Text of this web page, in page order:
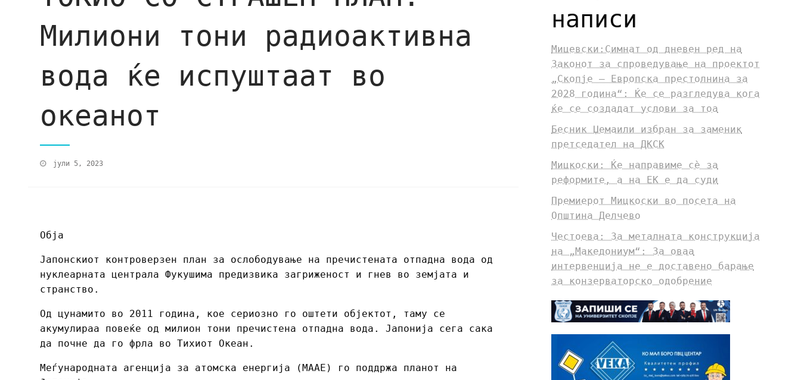
Милиони тони радиоактивна
вода ќе испуштаат во
океанот
јули 5, 2023
Обја
Јапонскиот контроверзен план за ослободување на пречистената отпадна вода од
нуклеарната централа Фукушима предизвика загриженост и гнев во земјата и
странство.
Од цунамито во 2011 година, кое сериозно го оштети објектот, таму се
акумулираа повеќе од милион тони пречистена отпадна вода. Јапонија сега сака
да почне да го фрла во Тихиот Океан.
Меѓународната агенција за атомска енергија (МААЕ) го поддржа планот на
написи
Мицевски:Симнат од дневен ред на
Законот за спроведување на проектот
„Скопје – Европска престолнина за
2028 година“: Ќе се разгледува кога
ќе се создадат услови за тоа
Бесник Џемаили избран за заменик
претседател на ДКСК
Мицкоски: Ќе направиме сè за
реформите, а на ЕК е да суди
Премиерот Мицкоски во посета на
Општина Делчево
Честоева: За металната конструкција
на „Македониум“: За оваа
интервенција не е доставено барање
за конзерваторско одобрение